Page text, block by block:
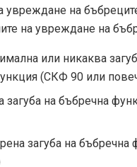
увреждане на
на увреждане на
или никаква
(СКФ 90 или
загуба на бъбречна
загуба на